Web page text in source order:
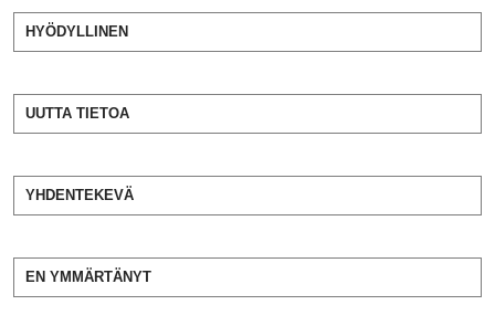
HYÖDYLLINEN
UUTTA TIETOA
YHDENTEKEVÄ
EN YMMÄRTÄNYT